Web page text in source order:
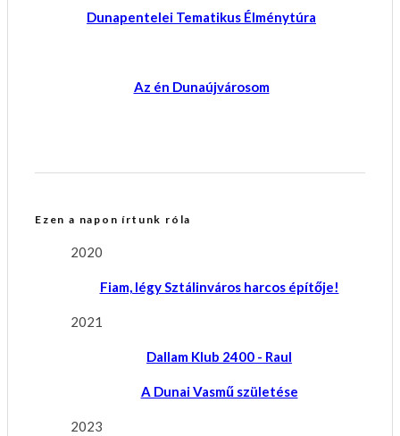
Dunapentelei Tematikus Élménytúra
Az én Dunaújvárosom
Ezen a napon írtunk róla
2020
Fiam, légy Sztálinváros harcos építője!
2021
Dallam Klub 2400 - Raul
A Dunai Vasmű születése
2023